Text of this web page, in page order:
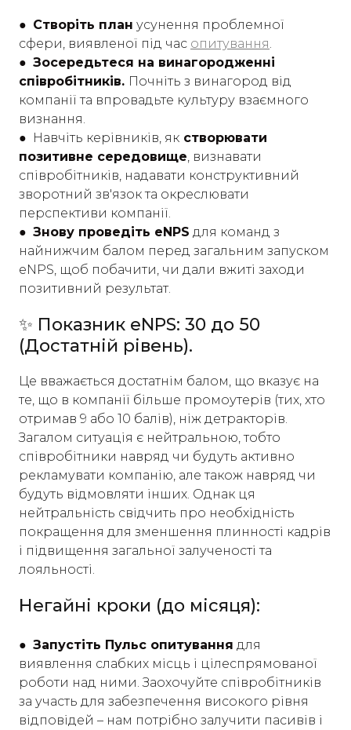
● Створіть план усунення проблемної
сфери, виявленої під час опитування
● Зосередьтеся на винагородженні
співробітників. Почніть з винагород від
компанії та впровадьте культуру взаємного
визнання.
● Навчіть керівників, як створювати
позитивне середовище , визнавати
співробітників, надавати конструктивний
зворотний зв'язок та окреслювати
перспективи компанії.
● Знову проведіть eNPS для команд з
найнижчим балом перед загальним запуском
eNPS, щоб побачити, чи дали вжиті заходи
позитивний результат.
✨ Показник eNPS: 30 до 50
(Достатній рівень).
Це вважається достатнім балом, що вказує на
те, що в компанії більше промоутерів (тих, хто
отримав 9 або 10 балів), ніж детракторів.
Загалом ситуація є нейтральною, тобто
співробітники навряд чи будуть активно
рекламувати компанію, але також навряд чи
будуть відмовляти інших. Однак ця
нейтральність свідчить про необхідність
покращення для зменшення плинності кадрів
і підвищення загальної залученості та
лояльності.
Негайні кроки (до місяця):
● Запустіть Пульс опитування для
виявлення слабких місць і цілеспрямованої
роботи над ними. Заохочуйте співробітників
за участь для забезпечення високого рівня
відповідей – нам потрібно залучити пасивів і